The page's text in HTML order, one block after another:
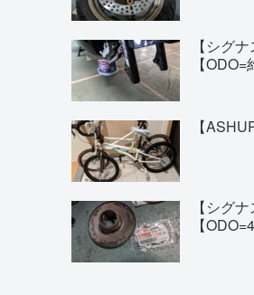
【シグ
【ODO=
【
【シグ
【